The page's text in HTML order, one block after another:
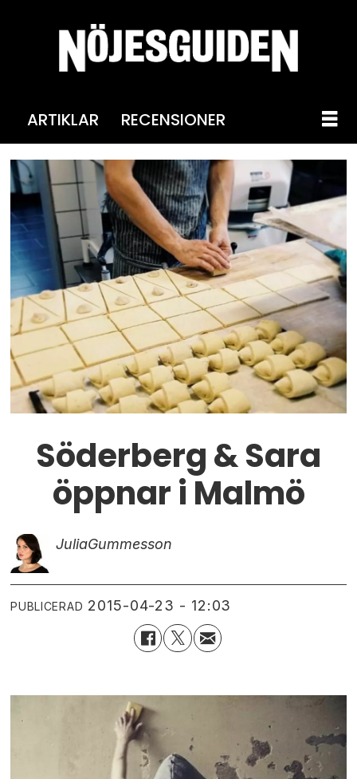
ARTIKLAR RECENSIONER
Söderberg & Sara
öppnar i Malmö
JuliaGummesson
PUBLICERAD 2015-04-23 - 12:03